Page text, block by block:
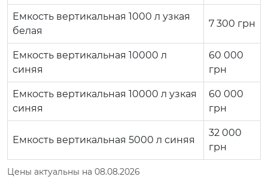
Емкость вертикальная 1000 л узкая
белая
7 300 грн
Емкость вертикальная 10000 л
синяя
60 000
грн
Емкость вертикальная 10000 л узкая
синяя
60 000
грн
Емкость вертикальная 5000 л синяя
32 000
грн
Цены актуальны на 08.08.2026